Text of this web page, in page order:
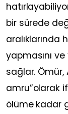
bir sürede
aralıklarında
yapmasını
sağlar.
amru”olarak
ölüme kadar